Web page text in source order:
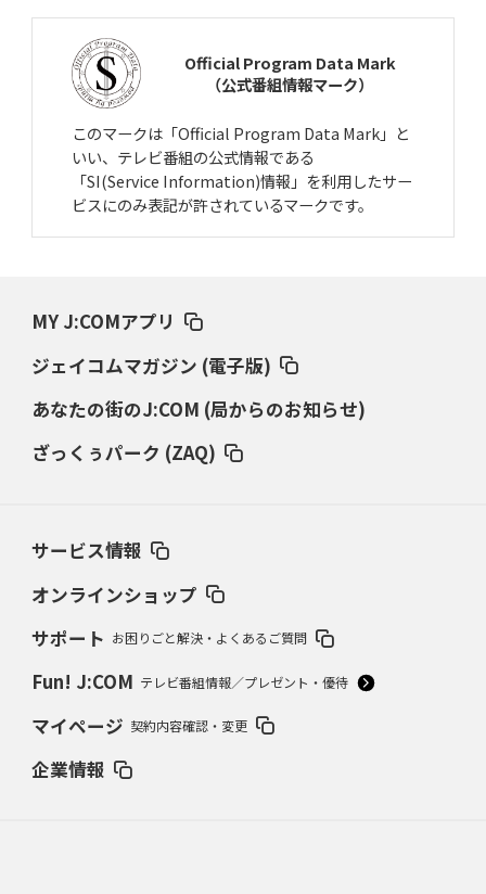
Official Program Data Mark
（公式番組情報マーク）
このマークは「Official Program Data Mark」と
いい、テレビ番組の公式情報である
「SI(Service Information)情報」を利用したサー
ビスにのみ表記が許されているマークです。
MY J:COMアプリ
ジェイコムマガジン (電子版)
あなたの街のJ:COM (局からのお知らせ)
ざっくぅパーク (ZAQ)
サービス情報
オンラインショップ
サポート お困りごと解決・よくあるご質問
Fun! J:COM テレビ番組情報／プレゼント・優待
マイページ 契約内容確認・変更
企業情報